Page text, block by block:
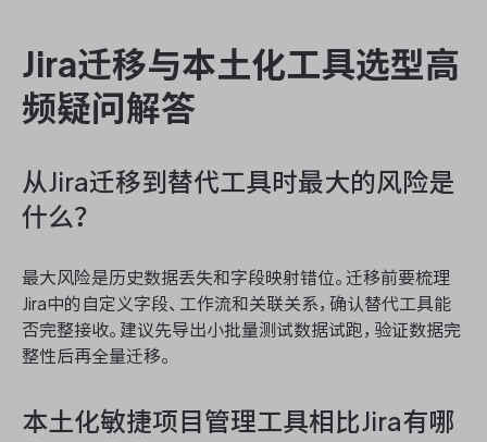
Jira迁移与本土化工具选型高
频疑问解答
从Jira迁移到替代工具时最大的风险是
什么？
最大风险是历史数据丢失和字段映射错位。迁移前要梳理
Jira中的自定义字段、工作流和关联关系，确认替代工具能
否完整接收。建议先导出小批量测试数据试跑，验证数据完
整性后再全量迁移。
本土化敏捷项目管理工具相比Jira有哪